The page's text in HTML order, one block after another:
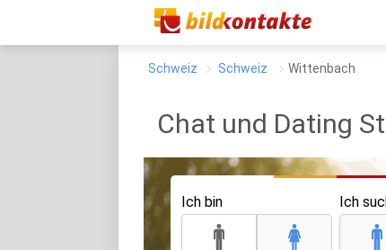
Schweiz Schweiz Wittenbach
Chat und Dating
Ich bin Ich